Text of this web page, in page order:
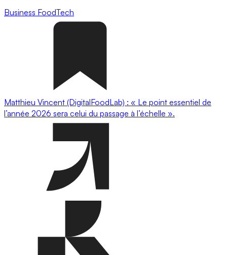
Business FoodTech
Matthieu Vincent (DigitalFoodLab) : « Le point essentiel de
l’année 2026 sera celui du passage à l’échelle ».